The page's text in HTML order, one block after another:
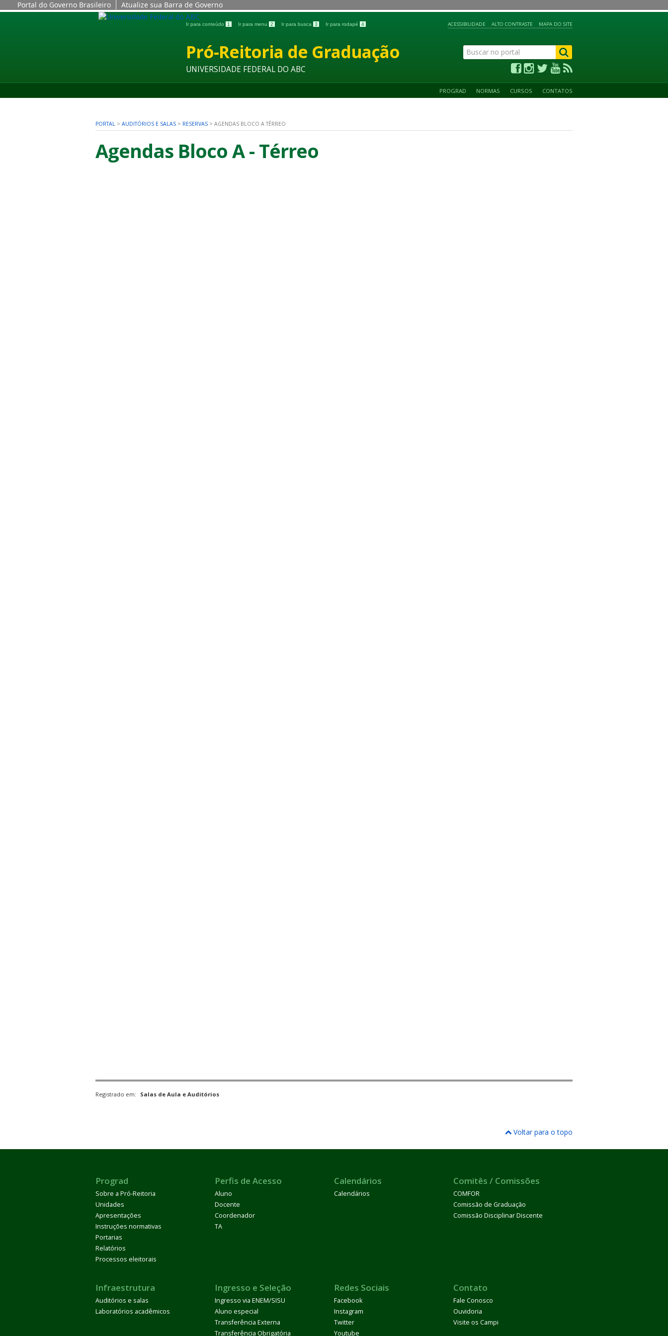
Portal do Governo Brasileiro Atualize sua Barra de Governo
Ir para conteúdo 1 Ir para menu 2 Ir para busca 3 Ir para rodapé 4 ACESSIBILIDADE ALTO CONTRASTE MAPA DO SITE
Pró-Reitoria de Graduação
UNIVERSIDADE FEDERAL DO ABC
PROGRAD NORMAS CURSOS CONTATOS
PORTAL > AUDITÓRIOS E SALAS > RESERVAS > AGENDAS BLOCO A TÉRREO
Agendas Bloco A - Térreo
Registrado em: Salas de Aula e Auditórios
Voltar para o topo
Prograd
Sobre a Pró-Reitoria
Unidades
Apresentações
Instruções normativas
Portarias
Relatórios
Processos eleitorais
Perfis de Acesso
Aluno
Docente
Coordenador
TA
Calendários
Calendários
Comitês / Comissões
COMFOR
Comissão de Graduação
Comissão Disciplinar Discente
Infraestrutura
Auditórios e salas
Laboratórios acadêmicos
Ingresso e Seleção
Ingresso via ENEM/SISU
Aluno especial
Transferência Externa
Transferência Obrigatória
Redes Sociais
Facebook
Instagram
Twitter
Youtube
Contato
Fale Conosco
Ouvidoria
Visite os Campi